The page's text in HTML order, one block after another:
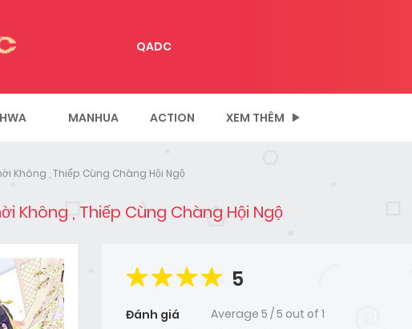
QADC
MANHUA ACTION XEM THÊM
Không , Thiếp Cùng Chàng Hội Ngộ
Không , Thiếp Cùng Chàng Hội Ngộ
5
Đánh giá Average 5 /5 out of 1